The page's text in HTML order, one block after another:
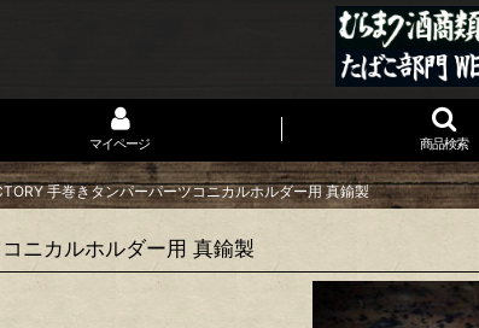
マイページ 商品検索
手巻きタンパーパーツコニカルホルダー用 真鍮製
ニカルホルダー用 真鍮製